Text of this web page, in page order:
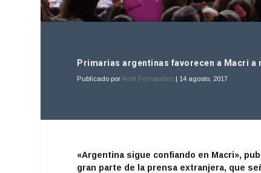
Primarias argentinas favorecen a Macri a
Publicado porAriel Fernández | 14 agosto, 2017
«Argentina sigue confiando en Macri»,
gran parte de la prensa extranjera, que